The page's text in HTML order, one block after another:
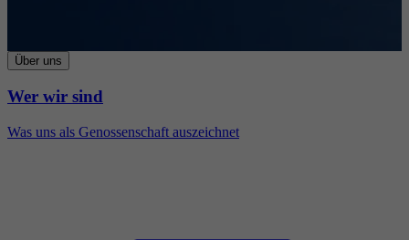
Über uns
Wer wir sind
Was uns als Genossenschaft auszeichnet